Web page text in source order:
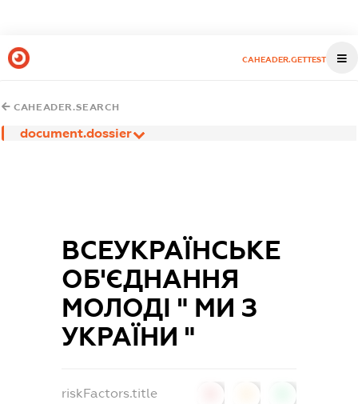
CAHEADER.GETTEST
CAHEADER.SEARCH
document.dossier
ВСЕУКРАЇНСЬКЕ
ОБ'ЄДНАННЯ
МОЛОДІ " МИ З
УКРАЇНИ "
riskFactors.title